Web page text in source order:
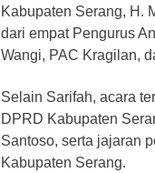
Kabupaten Serang, H.
dari empat Pengurus
Wangi, PAC Kragilan,
Selain Sarifah, acara
DPRD Kabupaten
Santoso, serta jajaran
Kabupaten Serang.